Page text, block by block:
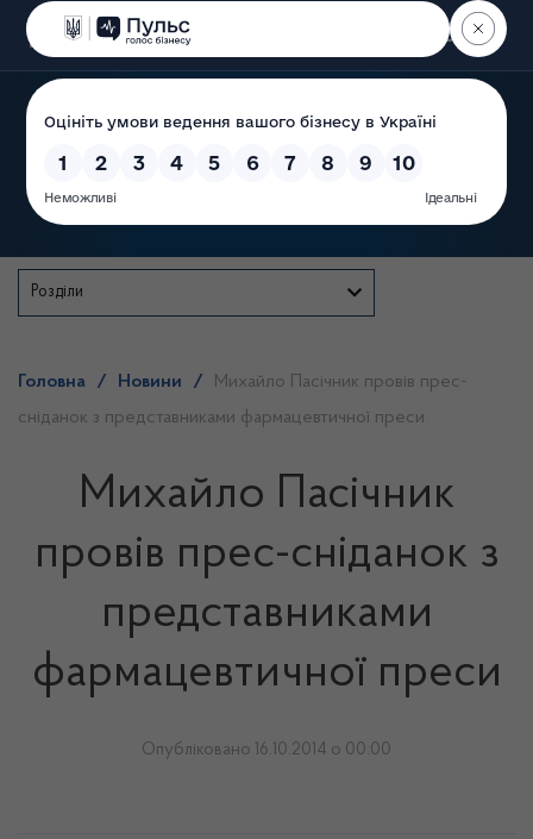
Пошук
Розділи
Головна / Новини /
Михайло Пасічник провів прес-
сніданок з представниками фармацевтичної преси
Михайло Пасічник
провів прес-сніданок з
представниками
фармацевтичної преси
Опубліковано 16.10.2014 о 00:00